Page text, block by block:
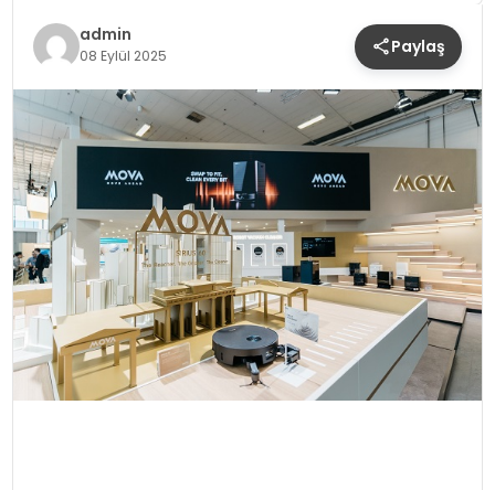
TEKNOLOJI
YAŞAM
admin
08 Eylül 2025 Paylaş